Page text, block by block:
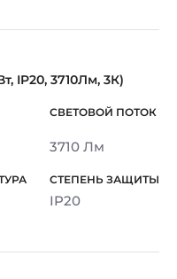
IP20, 3710Лм, 3К)
3710 Лм
IP20